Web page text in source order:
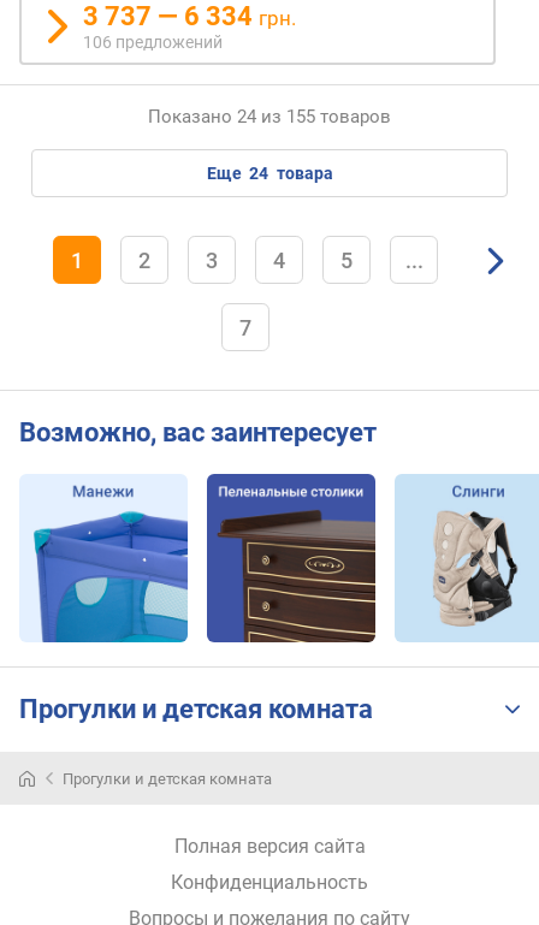
3 737 — 6 334 грн.
106 предложений
Показано 24 из 155 товаров
еще 24 товара
1 2 3 4 5 ...
7
Возможно, вас заинтересует
Прогулки и детская комната
Прогулки и детская комната
Полная версия сайта
Конфиденциальность
Вопросы и пожелания по сайту